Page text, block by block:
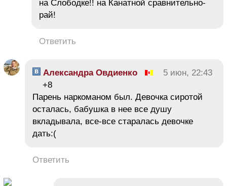
на Слободке!! на Канатной сравнительно-
рай!
Ответить
Александра Овдиенко
5 июн, 22:43
+8
Парень наркоманом был. Девочка сиротой
осталась, бабушка в нее все душу
вкладывала, все-все старалась девочке
дать:(
Ответить